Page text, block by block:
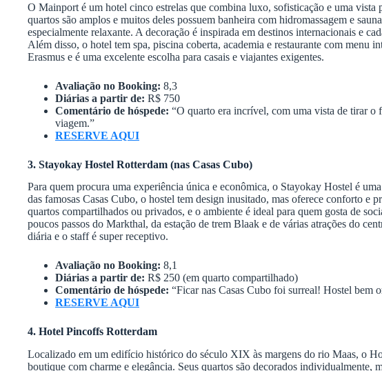
O Mainport é um hotel cinco estrelas que combina luxo, sofisticação e uma vista
quartos são amplos e muitos deles possuem banheira com hidromassagem e
especialmente relaxante. A decoração é inspirada em destinos internacionais e
Além disso, o hotel tem spa, piscina coberta, academia e restaurante com menu
Erasmus e é uma excelente escolha para casais e viajantes exigentes.
Avaliação no Booking: 8,3
Diárias a partir de: R$ 750
Comentário de hóspede: “O quarto era incrível, com uma vista de tirar
viagem.”
RESERVE AQUI
3. Stayokay Hostel Rotterdam (nas Casas Cubo)
Para quem procura uma experiência única e econômica, o Stayokay Hostel é
das famosas Casas Cubo, o hostel tem design inusitado, mas oferece conforto e
quartos compartilhados ou privados, e o ambiente é ideal para quem gosta de
poucos passos do Markthal, da estação de trem Blaak e de várias atrações do
diária e o staff é super receptivo.
Avaliação no Booking: 8,1
Diárias a partir de: R$ 250 (em quarto compartilhado)
Comentário de hóspede: “Ficar nas Casas Cubo foi surreal! Hostel bem
RESERVE AQUI
4. Hotel Pincoffs Rotterdam
Localizado em um edifício histórico do século XIX às margens do rio Maas, o
boutique com charme e elegância. Seus quartos são decorados individualmente,